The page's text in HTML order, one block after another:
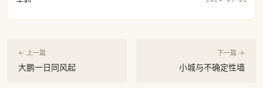
← 上一篇
大鹏一日同风起
下一篇 →
小城与不确定性墙